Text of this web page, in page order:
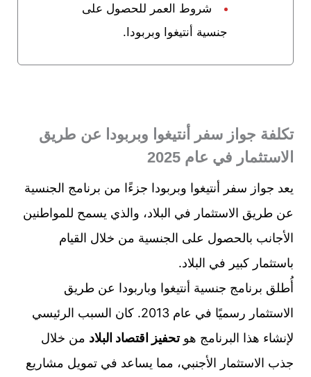
شروط العمر للحصول على
جنسية أنتيغوا وبربودا.
تكلفة جواز سفر أنتيغوا وبربودا عن طريق
الاستثمار في عام 2025
يعد جواز سفر أنتيغوا وبربودا جزءًا من برنامج الجنسية
عن طريق الاستثمار في البلاد، والذي يسمح للمواطنين
الأجانب بالحصول على الجنسية من خلال القيام
باستثمار كبير في البلاد.
أُطلق برنامج جنسية أنتيغوا وباربودا عن طريق
الاستثمار رسميًا في عام 2013. كان السبب الرئيسي
لإنشاء هذا البرنامج هوتحفيز اقتصاد البلاد من خلال
جذب الاستثمار الأجنبي، مما يساعد في تمويل مشاريع